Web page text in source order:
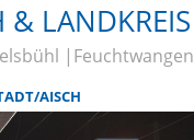
& LANDKREIS
Feuchtwangen
AISCH